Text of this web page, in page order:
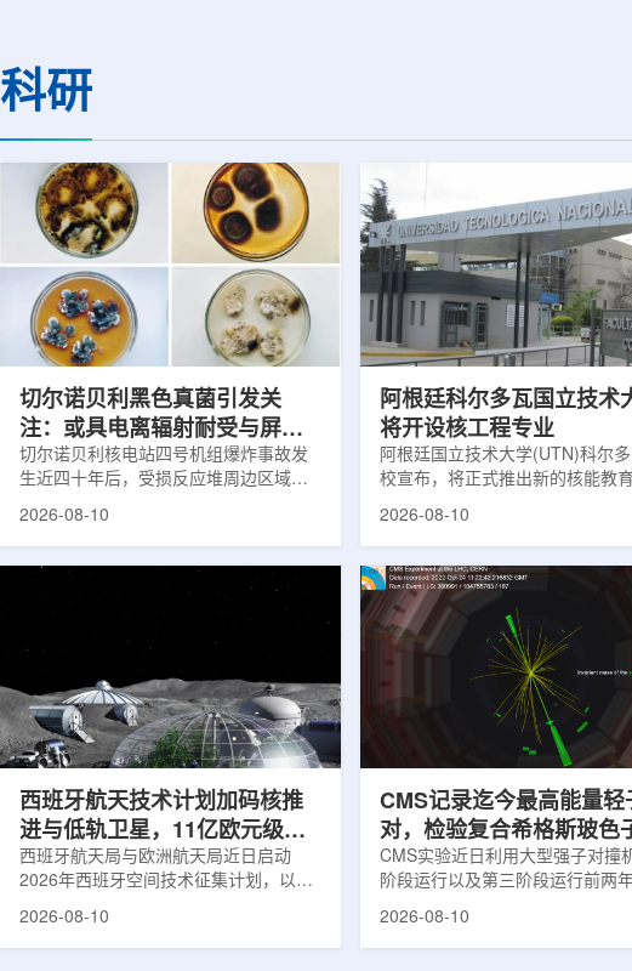
对于早期阶段、非典型病例以及疾病
鉴别诊断仍存在一定挑战。该技术的
要突破，为帕金森病患者提供更加精
准、客观...
下，既往影像可能难以完全反映治疗
当天的实际...
科研
切尔诺贝利黑色真菌引发关
注：或具电离辐射耐受与屏蔽
研究价值
切尔诺贝利核电站四号机组爆炸事故发
生近四十年后，受损反应堆周边区域仍
仅能够存活，还可能表现出较强的环境
适应能力，引发科学界对其辐射耐受机
制的持续关注。资料显示，这种真菌学
名为球孢枝孢菌(Cladosporium
sphaerospermum)，曾在切尔诺贝利受
污染反应堆相关建筑内壁上被发现。研
究人员指出，其深黑色外观与其体内积
累的大量黑色素有关。与普通生物相
比，该类真菌在高电...
2026-08-10
阿根廷科尔多瓦国立技术
将开设核工程专业
阿根廷国立技术大学(UTN)科尔
校宣布，将正式推出新的核能教
式发布，除五年制核工程本科外
括四年制核设施管理学士学位和三
放射化学大学技术员课程。这一举
接回应了阿根廷核能领域专业人才
的问题。校方指出，目前阿根廷每
约只培养12名核工程师，难以满
业、科研机构和相关能源项目的
求。新专业将重点培养学生在核
2026-08-10
西班牙航天技术计划加码核推
进与低轨卫星，11亿欧元级国
防项目同步铺开
西班牙航天局与欧洲航天局近日启动
2026年西班牙空间技术征集计划，以总
额最高1100万欧元的资金支持空间技术
2026-08-10
CMS记录迄今最高能量轻
对，检验复合希格斯玻色
能性
CMS实验近日利用大型强子对撞
阶段运行以及第三阶段运行前两
2022年至2023年收集的完整质子
2026-08-10